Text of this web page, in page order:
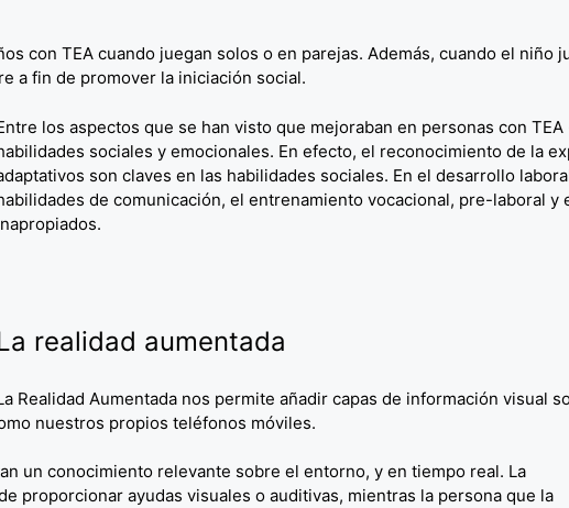
con TEA cuando juegan solos o en parejas. Además, cuando el niño
a fin de promover la iniciación social.
los aspectos que se han visto que mejoraban en personas con
sociales y emocionales. En efecto, el reconocimiento de la
son claves en las habilidades sociales. En el desarrollo
de comunicación, el entrenamiento vocacional, pre-laboral
realidad aumentada
Realidad Aumentada nos permite añadir capas de información visual
nuestros propios teléfonos móviles.
un conocimiento relevante sobre el entorno, y en tiempo real. La
proporcionar ayudas visuales o auditivas, mientras la persona que la